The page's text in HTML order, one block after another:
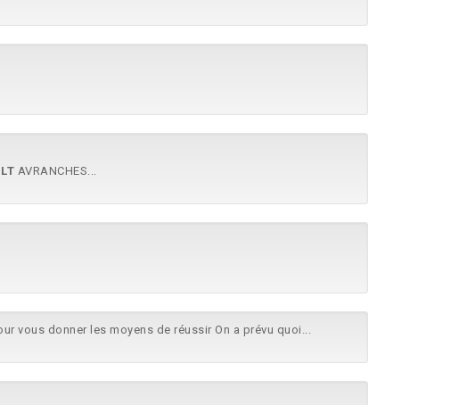
AVRANCHES...
vous donner les moyens de réussir On a prévu quoi...